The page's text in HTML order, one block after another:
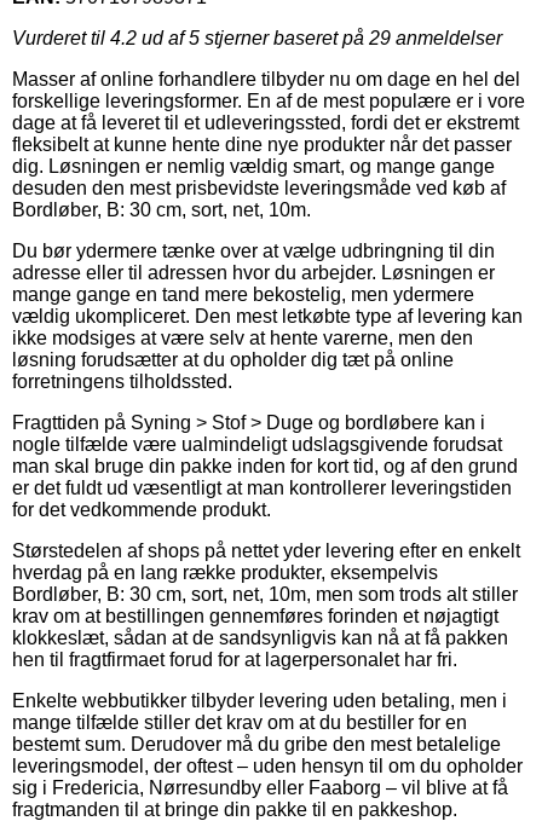
Vurderet til 4.2 ud af 5 stjerner baseret på 29 anmeldelser
Masser af online forhandlere tilbyder nu om dage en hel del
forskellige leveringsformer. En af de mest populære er i vore
dage at få leveret til et udleveringssted, fordi det er ekstremt
fleksibelt at kunne hente dine nye produkter når det passer
dig. Løsningen er nemlig vældig smart, og mange gange
desuden den mest prisbevidste leveringsmåde ved køb af
Bordløber, B: 30 cm, sort, net, 10m.
Du bør ydermere tænke over at vælge udbringning til din
adresse eller til adressen hvor du arbejder. Løsningen er
mange gange en tand mere bekostelig, men ydermere
vældig ukompliceret. Den mest letkøbte type af levering kan
ikke modsiges at være selv at hente varerne, men den
løsning forudsætter at du opholder dig tæt på online
forretningens tilholdssted.
Fragttiden på Syning > Stof > Duge og bordløbere kan i
nogle tilfælde være ualmindeligt udslagsgivende forudsat
man skal bruge din pakke inden for kort tid, og af den grund
er det fuldt ud væsentligt at man kontrollerer leveringstiden
for det vedkommende produkt.
Størstedelen af shops på nettet yder levering efter en enkelt
hverdag på en lang række produkter, eksempelvis
Bordløber, B: 30 cm, sort, net, 10m, men som trods alt stiller
krav om at bestillingen gennemføres forinden et nøjagtigt
klokkeslæt, sådan at de sandsynligvis kan nå at få pakken
hen til fragtfirmaet forud for at lagerpersonalet har fri.
Enkelte webbutikker tilbyder levering uden betaling, men i
mange tilfælde stiller det krav om at du bestiller for en
bestemt sum. Derudover må du gribe den mest betalelige
leveringsmodel, der oftest – uden hensyn til om du opholder
sig i Fredericia, Nørresundby eller Faaborg – vil blive at få
fragtmanden til at bringe din pakke til en pakkeshop.